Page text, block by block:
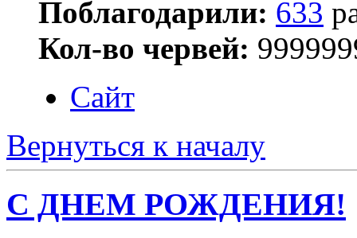
Поблагодарили: 633
Кол-во червей:
Сайт
Вернуться к началу
С ДНЕМ РОЖДЕНИЯ!